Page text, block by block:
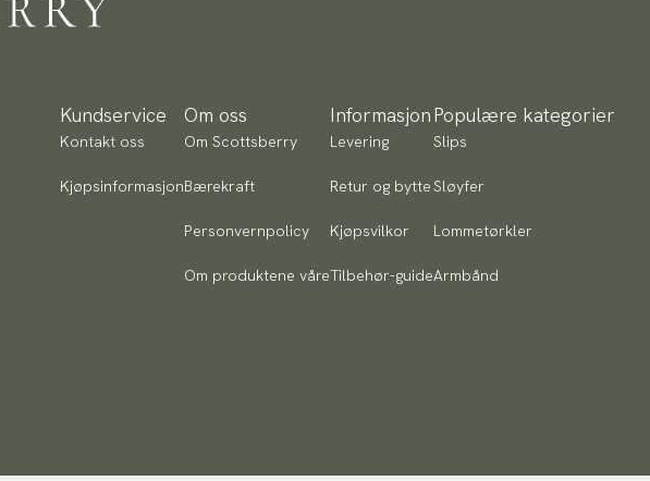
Kundservice
Kontakt oss
Kjøpsinformasjon
Om oss
Om Scottsberry
Bærekraft
Personvernpolicy
Om produktene våre
Informasjon
Levering
Retur og bytte
Kjøpsvilkor
Tilbehør-guide
Populære kategorier
Slips
Sløyfer
Lommetørkler
Armbånd